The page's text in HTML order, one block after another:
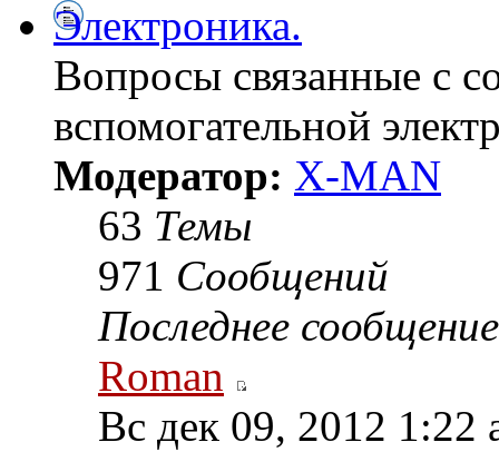
Электроника.
Вопросы связанные с
вспомогательной
Модератор: X-MAN
63 Темы
971 Сообщений
Последнее сообщение
Roman
Вс дек 09, 2012 1:22